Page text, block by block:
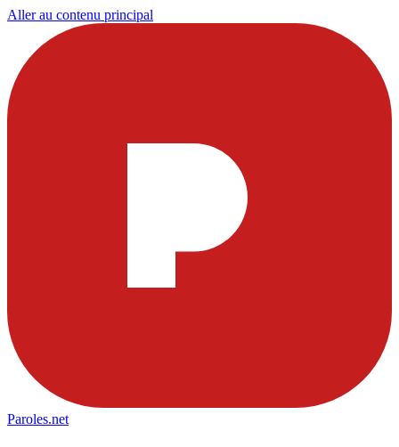
Aller au contenu principal
Paroles.net